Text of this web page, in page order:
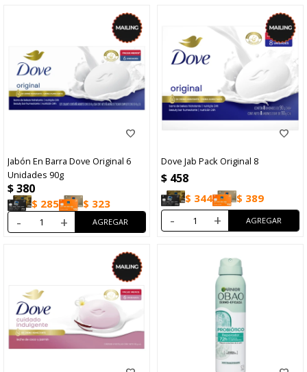
Jabón En Barra Dove Original 6
Unidades 90g
$380
$ 285 $ 323
- +
Dove Jab Pack Original 8
$ 458
$ 344 $ 389
- +